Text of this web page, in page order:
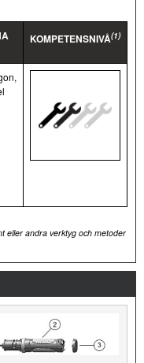
KOMPETENSNIVÅ(1)
eller andra verktyg och metoder